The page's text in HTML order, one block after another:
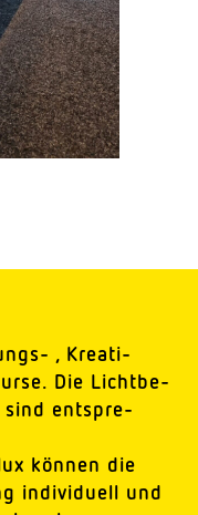
, Krea­ti­
Die Licht­be­
sind entspre­
können die
indi­vi­duell und